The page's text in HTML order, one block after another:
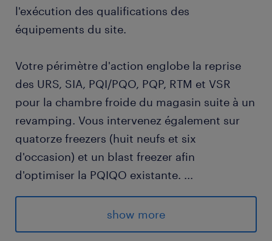
l'exécution des qualifications des
équipements du site.
Votre périmètre d'action englobe la reprise
des URS, SIA, PQI/PQO, PQP, RTM et VSR
pour la chambre froide du magasin suite à un
revamping. Vous intervenez également sur
quatorze freezers (huit neufs et six
d'occasion) et un blast freezer afin
d'optimiser la PQIQO existante. ...
Trois cell bank freezers requièrent aussi votre
expertise pour prendre en charge la VP, la
SIA, la PQI/PQO, la PQP, la RTM et la VSR.
show more